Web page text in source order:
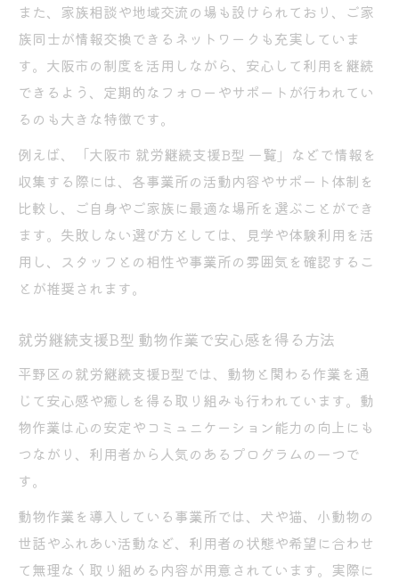
また、家族相談や地域交流の場も設けられており、ご家
族同士が情報交換できるネットワークも充実していま
す。大阪市の制度を活用しながら、安心して利用を継続
できるよう、定期的なフォローやサポートが行われてい
るのも大きな特徴です。
例えば、「大阪市 就労継続支援B型 一覧」などで情報を
収集する際には、各事業所の活動内容やサポート体制を
比較し、ご自身やご家族に最適な場所を選ぶことができ
ます。失敗しない選び方としては、見学や体験利用を活
用し、スタッフとの相性や事業所の雰囲気を確認するこ
とが推奨されます。
就労継続支援B型 動物作業で安心感を得る方法
平野区の就労継続支援B型では、動物と関わる作業を通
じて安心感や癒しを得る取り組みも行われています。動
物作業は心の安定やコミュニケーション能力の向上にも
つながり、利用者から人気のあるプログラムの一つで
す。
動物作業を導入している事業所では、犬や猫、小動物の
世話やふれあい活動など、利用者の状態や希望に合わせ
て無理なく取り組める内容が用意されています。実際に